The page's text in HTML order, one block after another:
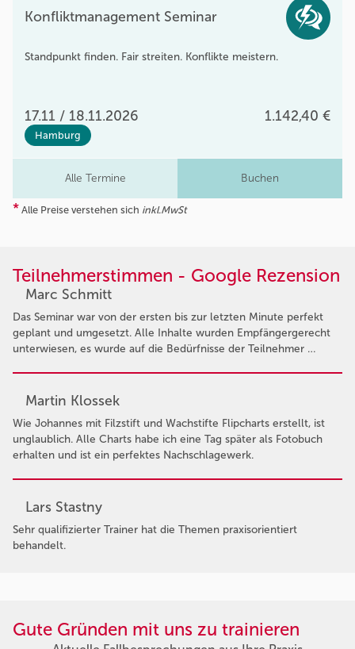
Konfliktmanagement Seminar
Standpunkt finden. Fair streiten. Konflikte meistern.
17.11 / 18.11.2026 1.142,40 €
Hamburg
Alle Termine Buchen
* Alle Preise verstehen sich inkl.MwSt
Teilnehmerstimmen - Google Rezension
Marc Schmitt
Das Seminar war von der ersten bis zur letzten Minute perfekt
geplant und umgesetzt. Alle Inhalte wurden Empfängergerecht
unterwiesen, es wurde auf die Bedürfnisse der Teilnehmer …
Martin Klossek
Wie Johannes mit Filzstift und Wachstifte Flipcharts erstellt, ist
unglaublich. Alle Charts habe ich eine Tag später als Fotobuch
erhalten und ist ein perfektes Nachschlagewerk.
Lars Stastny
Sehr qualifizierter Trainer hat die Themen praxisorientiert
behandelt.
Gute Gründen mit uns zu trainieren